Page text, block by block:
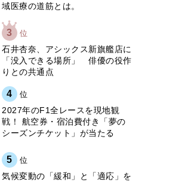
域医療の道筋とは。
3 位
石井杏奈、アシックス新旗艦店に
「没入できる場所」 俳優の役作
りとの共通点
4 位
2027年のF1全レースを現地観
戦！ 航空券・宿泊費付き「夢の
シーズンチケット」が当たる
5 位
気候変動の「緩和」と「適応」を